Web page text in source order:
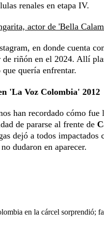
renales en etapa IV.
actor de 'Bella
en donde cuenta
riñón en el 2024. Allí
que quería enfrentar.
'La Voz Colombia' 2012
han recordado cómo fue
de pararse al frente de
dejó a todos
dudaron en aparecer.
en la cárcel sorprendió;